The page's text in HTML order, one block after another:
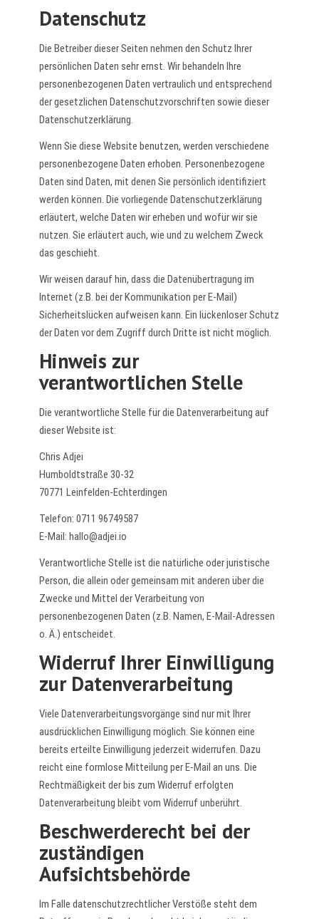
Datenschutz
Die Betreiber dieser Seiten nehmen den Schutz Ihrer
persönlichen Daten sehr ernst. Wir behandeln Ihre
personenbezogenen Daten vertraulich und entsprechend
der gesetzlichen Datenschutzvorschriften sowie dieser
Datenschutzerklärung.
Wenn Sie diese Website benutzen, werden verschiedene
personenbezogene Daten erhoben. Personenbezogene
Daten sind Daten, mit denen Sie persönlich identifiziert
werden können. Die vorliegende Datenschutzerklärung
erläutert, welche Daten wir erheben und wofür wir sie
nutzen. Sie erläutert auch, wie und zu welchem Zweck
das geschieht.
Wir weisen darauf hin, dass die Datenübertragung im
Internet (z.B. bei der Kommunikation per E-Mail)
Sicherheitslücken aufweisen kann. Ein lückenloser Schutz
der Daten vor dem Zugriff durch Dritte ist nicht möglich.
Hinweis zur
verantwortlichen Stelle
Die verantwortliche Stelle für die Datenverarbeitung auf
dieser Website ist:
Chris Adjei
Humboldtstraße 30-32
70771 Leinfelden-Echterdingen
Telefon: 0711 96749587
E-Mail: hallo@adjei.io
Verantwortliche Stelle ist die natürliche oder juristische
Person, die allein oder gemeinsam mit anderen über die
Zwecke und Mittel der Verarbeitung von
personenbezogenen Daten (z.B. Namen, E-Mail-Adressen
o. Ä.) entscheidet.
Widerruf Ihrer Einwilligung
zur Datenverarbeitung
Viele Datenverarbeitungsvorgänge sind nur mit Ihrer
ausdrücklichen Einwilligung möglich. Sie können eine
bereits erteilte Einwilligung jederzeit widerrufen. Dazu
reicht eine formlose Mitteilung per E-Mail an uns. Die
Rechtmäßigkeit der bis zum Widerruf erfolgten
Datenverarbeitung bleibt vom Widerruf unberührt.
Beschwerderecht bei der
zuständigen
Aufsichtsbehörde
Im Falle datenschutzrechtlicher Verstöße steht dem